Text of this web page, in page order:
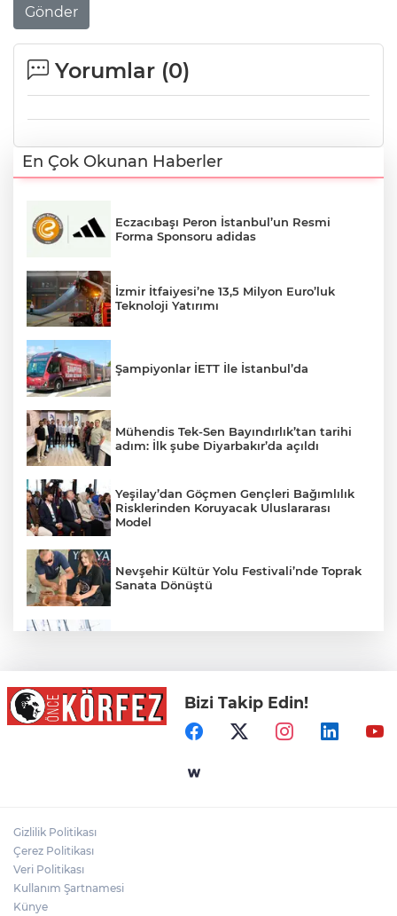
Gönder
Yorumlar (0)
En Çok Okunan Haberler
Eczacıbaşı Peron İstanbul’un Resmi
Forma Sponsoru adidas
İzmir İtfaiyesi’ne 13,5 Milyon Euro’luk
Teknoloji Yatırımı
Şampiyonlar İETT İle İstanbul’da
Mühendis Tek-Sen Bayındırlık’tan tarihi
adım: İlk şube Diyarbakır’da açıldı
Yeşilay’dan Göçmen Gençleri Bağımlılık
Risklerinden Koruyacak Uluslararası
Model
Nevşehir Kültür Yolu Festivali’nde Toprak
Sanata Dönüştü
TEKNOFEST Drone Şampiyonası’nda İlk
Etap Heyecanı Şırnak’ta Yaşanacak
MXGP Türkiye & NG Afyon Motofest’e
Bizi Takip Edin!
Gizlilik Politikası
Çerez Politikası
Veri Politikası
Kullanım Şartnamesi
Künye